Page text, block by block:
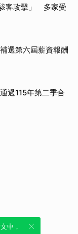
客攻擊」 多家受
選第六屆薪資報酬
過115年第二季合
中，